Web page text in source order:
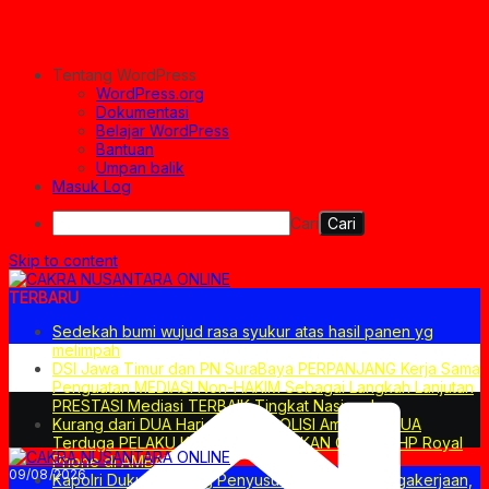
Tentang WordPress
WordPress.org
Dokumentasi
Belajar WordPress
Bantuan
Umpan balik
Masuk Log
Cari
Skip to content
TERBARU
Sedekah bumi wujud rasa syukur atas hasil panen yg
melimpah
DSI Jawa Timur dan PN SuraBaya PERPANJANG Kerja Sama
Penguatan MEDIASI Non-HAKIM Sebagai Langkah Lanjutan
PRESTASI Mediasi TERBAIK Tingkat Nasional
Kurang dari DUA Hari GerCep POLISI Amankan DUA
Terduga PELAKU Kasus PERAMPOKAN Counter HP Royal
Phone di AMBARAWA
Kapolri Dukung Dialog Penyusunan RUU Ketenagakerjaan,
09/08/2026